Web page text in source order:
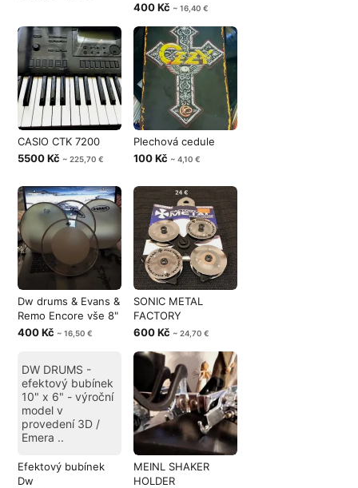
400 Kč ~ 16,40 €
CASIO CTK 7200
5500 Kč ~ 225,70 €
Plechová cedule
100 Kč ~ 4,10 €
Dw drums & Evans &
Remo Encore vše 8"
400 Kč ~ 16,50 €
SONIC METAL
FACTORY
600 Kč ~ 24,70 €
DW DRUMS -
efektový bubínek
10" x 6" - výroční
model v
provedení 3D /
Emera ..
Efektový bubínek
Dw
MEINL SHAKER
HOLDER